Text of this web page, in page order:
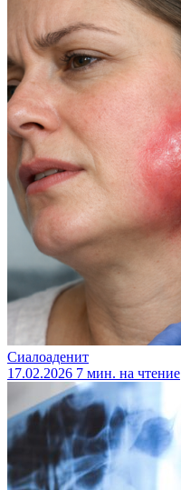
Сиалоаденит
17.02.2026 7 мин. на чтение